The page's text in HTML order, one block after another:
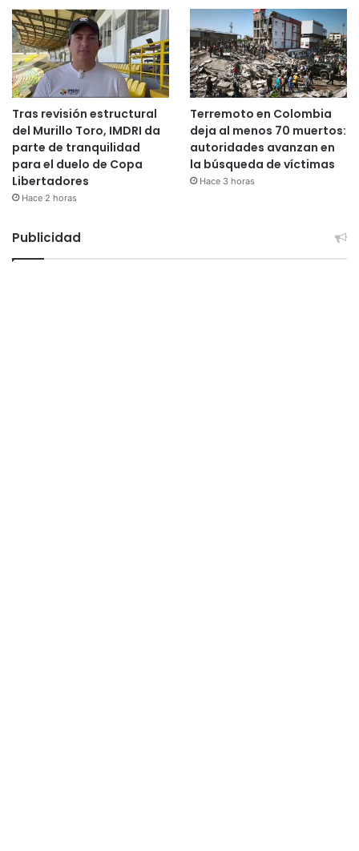
Tras revisión estructural
del Murillo Toro, IMDRI da
parte de tranquilidad
para el duelo de Copa
Libertadores
Hace 2 horas
Terremoto en Colombia
deja al menos 70 muertos:
autoridades avanzan en
la búsqueda de víctimas
Hace 3 horas
Publicidad